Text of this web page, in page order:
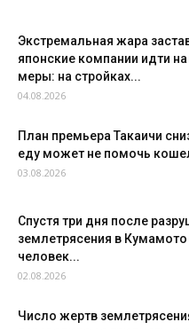
Экстремальная жара
японские компании идти
меры: на стройках...
04.08.2026
План премьера Такаичи
еду может не помочь
03.08.2026
Спустя три дня после
землетрясения в
человек...
02.08.2026
Число жертв